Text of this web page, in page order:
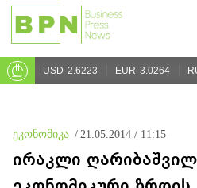
USD 2.6223 EUR 3.0264
ეკონომიკა / 21.05.2014 / 11:15
ირაკლი